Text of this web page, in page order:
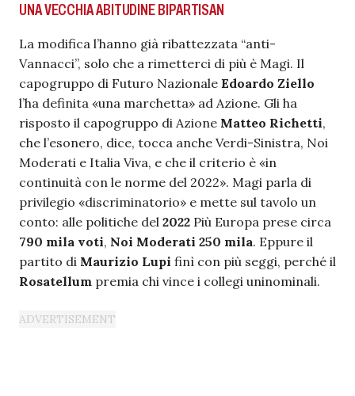
UNA VECCHIA ABITUDINE BIPARTISAN
La modifica l’hanno già ribattezzata “anti-
Vannacci”, solo che a rimetterci di più è Magi. Il
capogruppo di Futuro Nazionale Edoardo Ziello
l’ha definita «una marchetta» ad Azione. Gli ha
risposto il capogruppo di Azione Matteo Richetti,
che l’esonero, dice, tocca anche Verdi-Sinistra, Noi
Moderati e Italia Viva, e che il criterio è «in
continuità con le norme del 2022». Magi parla di
privilegio «discriminatorio» e mette sul tavolo un
conto: alle politiche del 2022 Più Europa prese circa
790 mila voti, Noi Moderati 250 mila. Eppure il
partito di Maurizio Lupi finì con più seggi, perché il
Rosatellum premia chi vince i collegi uninominali.